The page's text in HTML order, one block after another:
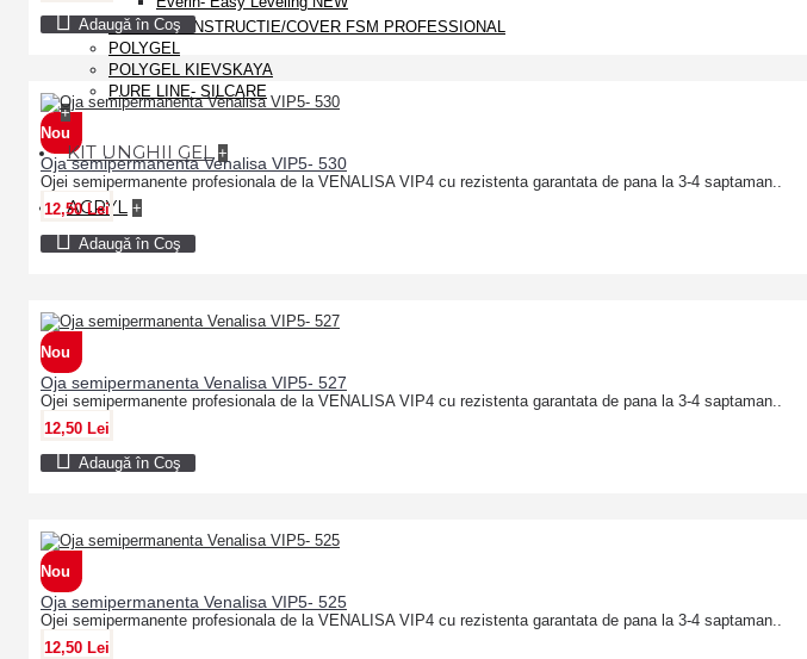
GELURI CONSTRUCTIE/COVER FSM PROFESSIONAL
POLYGEL
POLYGEL KIEVSKAYA
PURE LINE- SILCARE
+
KIT UNGHII GEL +
ACRYL +
Adaugă în Coş
Nou
Oja semipermanenta Venalisa VIP5- 530
Ojei semipermanente profesionala de la VENALISA VIP4 cu rezistenta garantata de pana la 3-4 saptaman..
12,50 Lei
Adaugă în Coş
Nou
Oja semipermanenta Venalisa VIP5- 527
Ojei semipermanente profesionala de la VENALISA VIP4 cu rezistenta garantata de pana la 3-4 saptaman..
12,50 Lei
Adaugă în Coş
Nou
Oja semipermanenta Venalisa VIP5- 525
Ojei semipermanente profesionala de la VENALISA VIP4 cu rezistenta garantata de pana la 3-4 saptaman..
12,50 Lei